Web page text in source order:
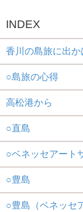
INDEX
香川の島旅に出か
○島旅の心得
高松港から
○直島
○ベネッセアート
○豊島
○豊島（ベネッセ